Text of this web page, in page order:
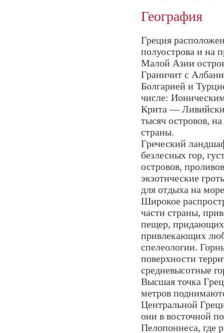
География
Греция
полуострова и на
Малой Азии
Граничит с
Болгарией и
числе:
Крита —
тысяч островов,
страны.
Греческий
безлесных гор,
островов,
экзотические
для отдыха на
Широкое
части страны,
пещер, придающих
привлекающих
спелеологии.
поверхности
средневысотные
Высшая точка
метров
Центральной
они в восточной
Пелопоннеса, где